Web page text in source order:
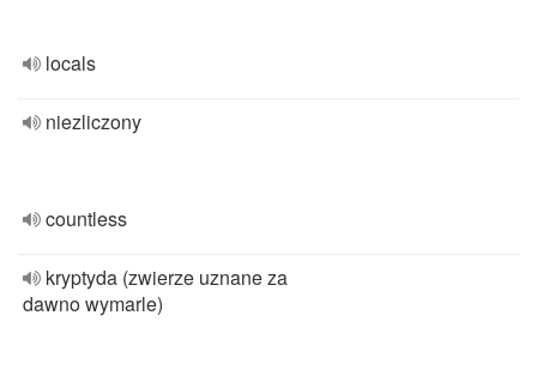
locals
niezliczony
countless
kryptyda (zwierze uznane za
dawno wymarle)